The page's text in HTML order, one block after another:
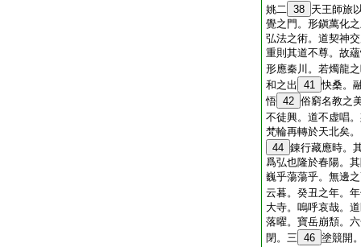
姚二 38 天王師旅
覺之門。形鎭萬化
弘法之術。道契神
重則其道不尊。故
形應秦川。若燭龍
和之出
41 快桑。
悟 42 俗窮名教之
不徒興。道不虚唱
梵輪再轉於天北矣
44 錬行藏應時。
爲弘也隆於春陽。
巍乎蕩蕩乎。無邊
云暮。癸丑之年。
大寺。嗚呼哀哉。
落曜。寶岳崩頽。
閉。三 46 塗競開